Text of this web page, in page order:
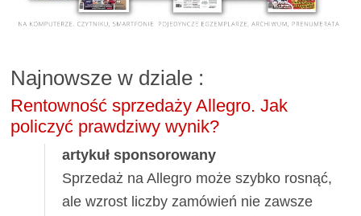
Najnowsze w dziale :
Rentowność sprzedaży Allegro. Jak
policzyć prawdziwy wynik?
artykuł sponsorowany
Sprzedaż na Allegro może szybko rosnąć,
ale wzrost liczby zamówień nie zawsze